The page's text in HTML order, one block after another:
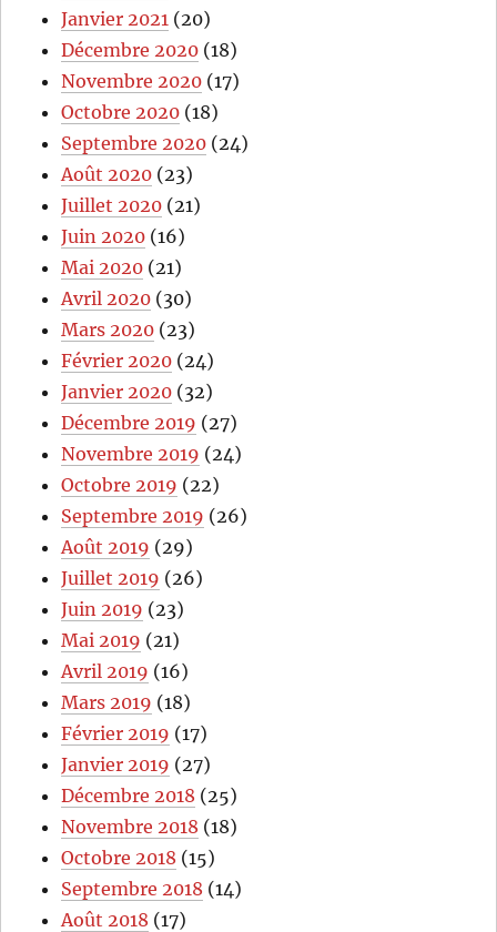
Janvier 2021 (20)
Décembre 2020 (18)
Novembre 2020 (17)
Octobre 2020 (18)
Septembre 2020 (24)
Août 2020 (23)
Juillet 2020 (21)
Juin 2020 (16)
Mai 2020 (21)
Avril 2020 (30)
Mars 2020 (23)
Février 2020 (24)
Janvier 2020 (32)
Décembre 2019 (27)
Novembre 2019 (24)
Octobre 2019 (22)
Septembre 2019 (26)
Août 2019 (29)
Juillet 2019 (26)
Juin 2019 (23)
Mai 2019 (21)
Avril 2019 (16)
Mars 2019 (18)
Février 2019 (17)
Janvier 2019 (27)
Décembre 2018 (25)
Novembre 2018 (18)
Octobre 2018 (15)
Septembre 2018 (14)
Août 2018 (17)